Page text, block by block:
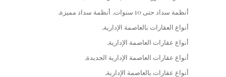
أنظمة سداد حتى 10 سنوات
أنظمة سداد مميزة
أنواع العقارات بالعاصمة الإدارية
أنواع عقارات العاصمة الإدارية
أنواع عقارات العاصمة الإدارية الجديدة
أنواع عقارات بالعاصمة الإدارية